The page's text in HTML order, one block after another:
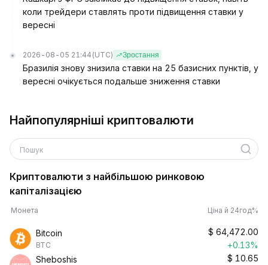
коли трейдери ставлять проти підвищення ставки у
вересні
2026-08-05 21:44 (UTC) Зростання
Бразилія знову знизила ставки на 25 базисних пунктів, у
вересні очікується подальше зниження ставки
Найпопулярніші криптовалюти
Пошук
Криптовалюти з найбільшою ринковою
капіталізацією
Монета Ціна й 24год%
Bitcoin
BTC
$ 64,472.00
+0.13%
Sheboshis
$ 10.65